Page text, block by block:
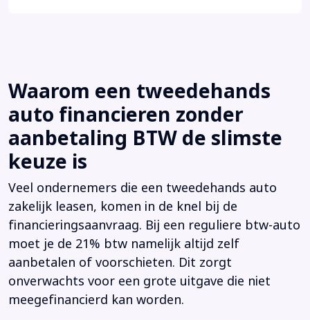
Waarom een tweedehands
auto financieren zonder
aanbetaling BTW de slimste
keuze is
Veel ondernemers die een tweedehands auto
zakelijk leasen, komen in de knel bij de
financieringsaanvraag. Bij een reguliere btw-auto
moet je de 21% btw namelijk altijd zelf
aanbetalen of voorschieten. Dit zorgt
onverwachts voor een grote uitgave die niet
meegefinancierd kan worden.